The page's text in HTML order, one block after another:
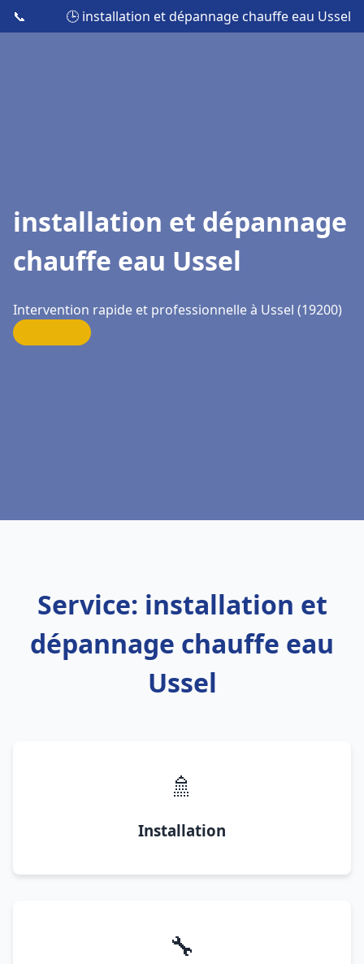
📞 🕒 installation et dépannage chauffe eau Ussel
installation et dépannage
chauffe eau Ussel
Intervention rapide et professionnelle à Ussel (19200)
Service: installation et
dépannage chauffe eau
Ussel
🚿
Installation
🔧